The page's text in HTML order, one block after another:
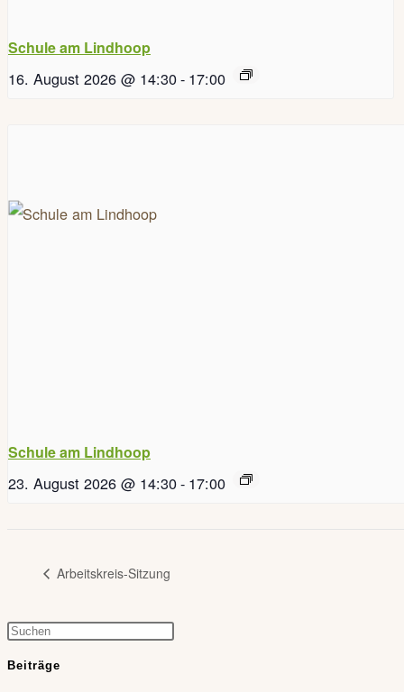
Schule am Lindhoop
16. August 2026 @ 14:30- 17:00
Schule am Lindhoop
23. August 2026 @ 14:30- 17:00
Arbeitskreis-Sitzung
Press
Beiträge